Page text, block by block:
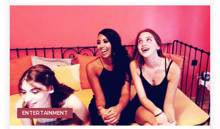
ENTERTAINMENT